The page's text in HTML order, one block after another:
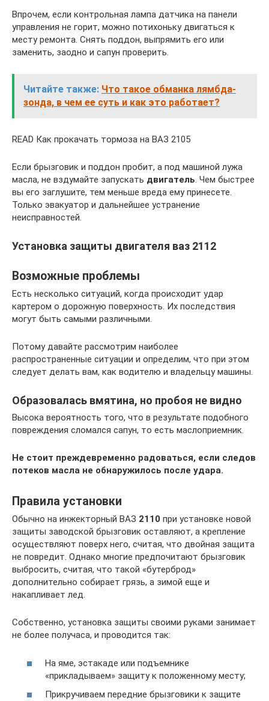
Впрочем, если контрольная лампа датчика на панели
управления не горит, можно потихоньку двигаться к
месту ремонта. Снять поддон, выпрямить его или
заменить, заодно и сапун проверить.
Читайте также: Что такое обманка лямбда-
зонда, в чем ее суть и как это работает?
READ Как прокачать тормоза на ВАЗ 2105
Если брызговик и поддон пробит, а под машиной лужа
масла, не вздумайте запускать двигатель. Чем быстрее
вы его заглушите, тем меньше вреда ему принесете.
Только эвакуатор и дальнейшее устранение
неисправностей.
Установка защиты двигателя ваз 2112
Возможные проблемы
Есть несколько ситуаций, когда происходит удар
картером о дорожную поверхность. Их последствия
могут быть самыми различными.
Потому давайте рассмотрим наиболее
распространенные ситуации и определим, что при этом
следует делать вам, как водителю и владельцу машины.
Образовалась вмятина, но пробоя не видно
Высока вероятность того, что в результате подобного
повреждения сломался сапун, то есть маслоприемник.
Не стоит преждевременно радоваться, если следов
потеков масла не обнаружилось после удара.
Правила установки
Обычно на инжекторный ВАЗ 2110 при установке новой
защиты заводской брызговик оставляют, а крепление
осуществляют поверх него, считая, что двойная защита
не повредит. Однако многие предпочитают брызговик
выбросить, считая, что такой «бутерброд»
дополнительно собирает грязь, а зимой еще и
накапливает лед.
Собственно, установка защиты своими руками занимает
не более получаса, и проводится так:
На яме, эстакаде или подъемнике
«прикладываем» защиту к положенному месту;
Прикручиваем передние брызговики к защите